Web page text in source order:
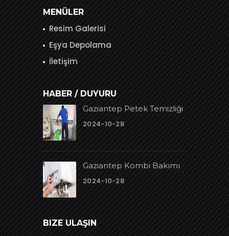
MENÜLER
Resim Galerisi
Eşya Depolama
İletişim
HABER / DUYURU
Gaziantep Petek Temizliği
2024-10-28
Gaziantep Kombi Bakımı
2024-10-28
BIZE ULAŞIN